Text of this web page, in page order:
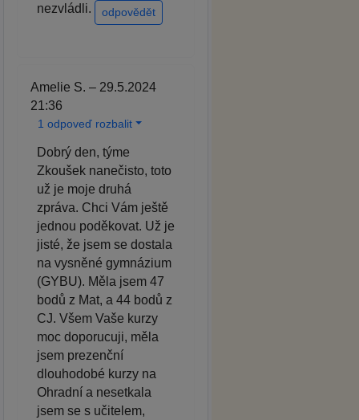
nezvládli.
odpovědět
Amelie S. – 29.5.2024
21:36
1 odpoveď rozbalit
Dobrý den, týme
Zkoušek nanečisto, toto
už je moje druhá
zpráva. Chci Vám ještě
jednou poděkovat. Už je
jisté, že jsem se dostala
na vysněné gymnázium
(GYBU). Měla jsem 47
bodů z Mat, a 44 bodů z
CJ. Všem Vaše kurzy
moc doporucuji, měla
jsem prezenční
dlouhodobé kurzy na
Ohradní a nesetkala
jsem se s učitelem,